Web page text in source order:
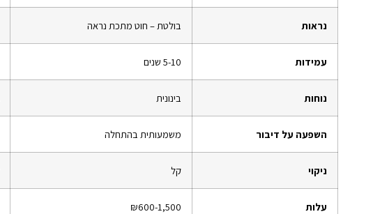
נראות בולטת – חוט מתכת נראה
עמידות 5-10 שנים
נוחות בינונית
השפעה על דיבור משמעותית בהתחלה
ניקוי קל
עלות ₪600-1,500